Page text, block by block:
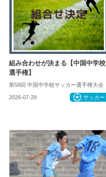
組み合わせが決まる【中国中学校
選手権】
第58回 中国中学校サッカー選手権大会
2026-07-28 サッカー